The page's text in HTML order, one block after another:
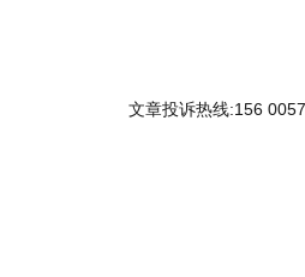
文章投诉热线:156